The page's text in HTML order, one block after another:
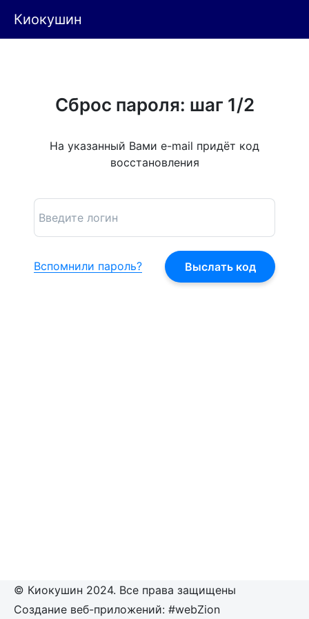
Киокушин
Сброс пароля: шаг 1/2
На указанный Вами e-mail придёт код
восстановления
Вспомнили пароль?
© Киокушин 2024. Все права защищены
Создание веб-приложений: #webZion